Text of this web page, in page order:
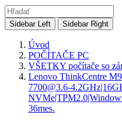
Sidebar Left Sidebar Right
Úvod
POČÍTAČE PC
VŠETKY počítače so
Lenovo ThinkCentre
7700@3.6-
36mes.